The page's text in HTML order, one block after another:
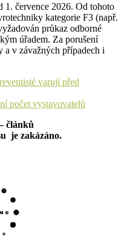
1. července 2026. Od tohoto
kategorie F3 (např.
průkaz odborné
úřadem. Za porušení
v závažných případech i
varují před
počet vystavovatelů
článků
je zakázáno.